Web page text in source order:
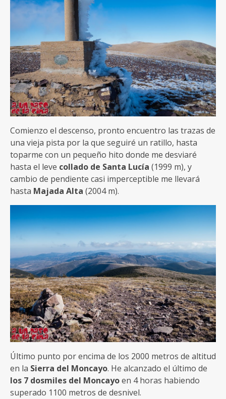
Comienzo el descenso, pronto encuentro las trazas de
una vieja pista por la que seguiré un ratillo, hasta
toparme con un pequeño hito donde me desviaré
hasta el leve collado de Santa Lucía (1999 m), y
cambio de pendiente casi imperceptible me llevará
hasta Majada Alta (2004 m).
Último punto por encima de los 2000 metros de altitud
en la Sierra del Moncayo. He alcanzado el último de
los 7 dosmiles del Moncayoen 4 horas habiendo
superado 1100 metros de desnivel.